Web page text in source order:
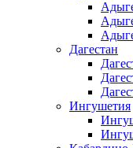
Дагестан
Ингушетия